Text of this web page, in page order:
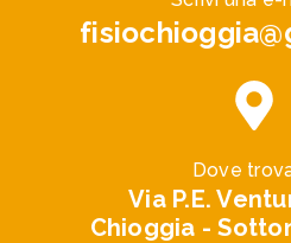
Via P.E.
Chioggia -
Dove